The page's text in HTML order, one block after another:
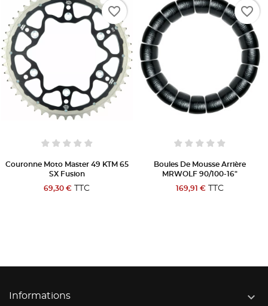
Couronne Moto Master 49 KTM 65
SX Fusion
69,30 € TTC
favorite_border
Boules De Mousse Arrière
MRWOLF 90/100-16"
169,91 € TTC
favorite_border
Informations 